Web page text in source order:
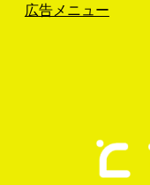
広告メニュー